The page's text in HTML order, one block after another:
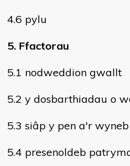
4.6 pylu
5. Ffactorau
5.1 nodweddion gwallt
5.2 y dosbarthiadau o
5.3 siâp y pen a'r wyneb
5.4 presenoldeb